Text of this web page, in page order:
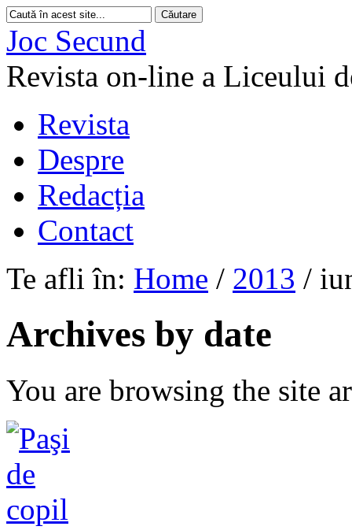
Joc Secund
Revista on-line a Liceului
Revista
Despre
Redacția
Contact
Te afli în: Home / 2013 /
Archives by date
You are browsing the site